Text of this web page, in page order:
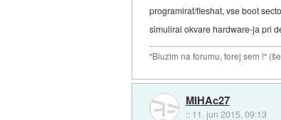
programirat/fleshat, vse boot
simuliral okvare hardware-ja pri
"Bluzim na forumu, torej sem !"
MIHAc27
:: 11. jun 2015, 09:13